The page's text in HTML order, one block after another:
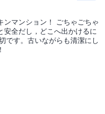
ンマンション！ ごちゃごちゃ
安全だし，どこへ出かけるに
です。古いながらも清潔にし